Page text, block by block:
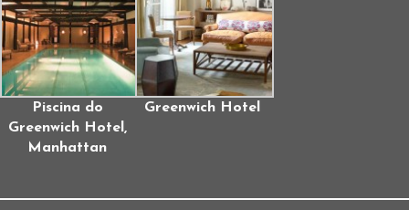
Piscina do
Greenwich Hotel,
Manhattan
Greenwich Hotel